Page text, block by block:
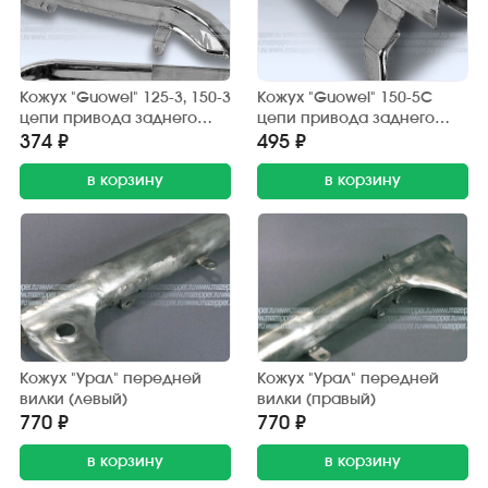
Кожух "Guowei" 125-3, 150-3
цепи привода заднего
колеса (защитный) хром.
374 ₽
в корзину
Кожух "Guowei" 150-5С
цепи привода заднего
колеса (защитный) хром.
495 ₽
в корзину
Кожух "Урал" передней
вилки (левый)
770 ₽
в корзину
Кожух "Урал" передней
вилки (правый)
770 ₽
в корзину